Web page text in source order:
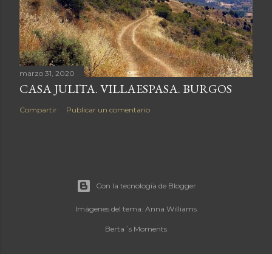
marzo 31, 2020
CASA JULITA. VILLAESPASA. BURGOS
Compartir Publicar un comentario
Con la tecnología de Blogger
Imágenes del tema: Anna Williams
Berta´s Moments